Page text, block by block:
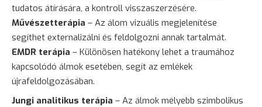
tudatos átírására, a kontroll visszaszerzésére.
Művészetterápia – Az álom vizuális megjelenítése
segíthet externalizálni és feldolgozni annak tartalmát.
EMDR terápia – Különösen hatékony lehet a traumához
kapcsolódó álmok esetében, segít az emlékek
újrafeldolgozásában.
Jungi analitikus terápia – Az álmok mélyebb szimbolikus